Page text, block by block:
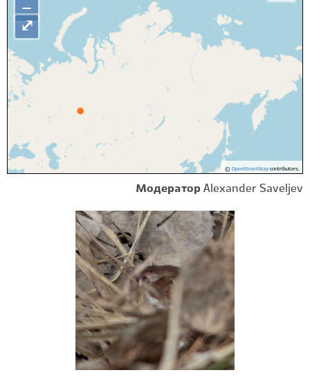
−
© OpenStreetMapcontributors.
⤢
Модератор Alexander Saveljev